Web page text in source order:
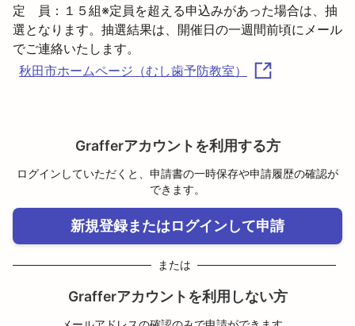
定　員：１５組※定員を超える申込みがあった場合は、抽
選となります。抽選結果は、開催日の一週間前頃にメール
秋田市ホームページ（むし歯予防教室）
Grafferアカウントを利用する方
ログインしていただくと、申請書の一時保存や申請履歴の確認が
できます。
新規登録またはログインして申請
または
Grafferアカウントを利用しない方